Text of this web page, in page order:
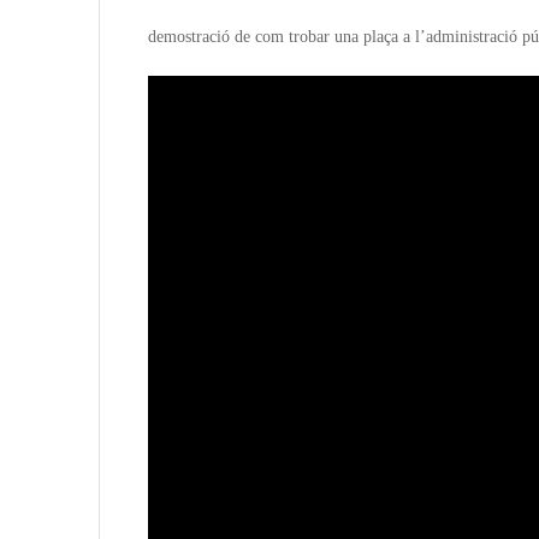
demostració de com trobar una plaça a l’administració